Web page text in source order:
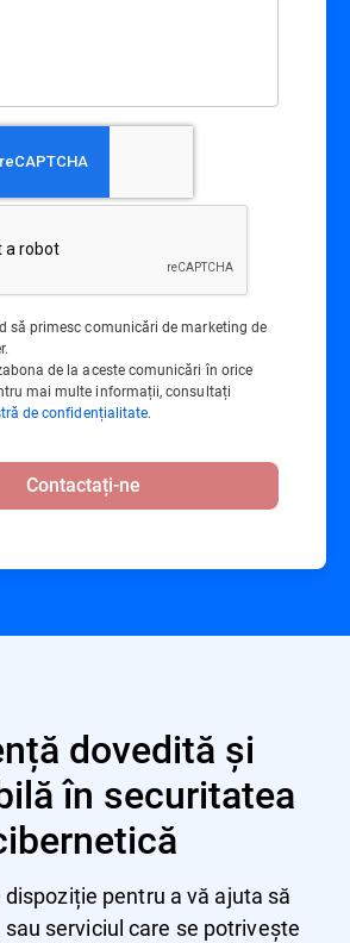
să primesc comunicări de marketing de
de la aceste comunicări în orice
mai multe informații, consultați
de confidențialitate.
Contactați-ne
dovedită și
în securitatea
pentru a vă ajuta să
serviciul care se potrivește